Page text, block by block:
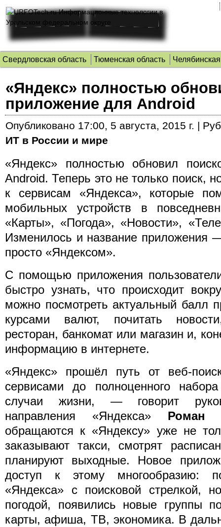
Свердловская область Тюменская область
«Яндекс» полностью
приложение для Android
Опубликовано 17:00, 5 августа, 2015 г. |
ИТ в России и мире
«Яндекс» полностью обновил
Android. Теперь это не только поиск,
к сервисам «Яндекса», которые
мобильных устройств в
«Карты», «Погода», «Новости»,
Изменилось и название приложения
просто «Яндексом».
С помощью приложения
быстро узнать, что происходит
можно посмотреть актуальный балл
курсами валют, почитать
ресторан, банкомат или магазин и,
информацию в интернете.
«Яндекс» прошёл путь от веб-
сервисами до полноценного
случаи жизни, — говорит
направления «Яндекса» Роман
обращаются к «Яндексу» уже не
заказывают такси, смотрят
планируют выходные. Новое
доступ к этому многообразию:
«Яндекса» с поисковой стрелкой,
погодой, появились новые группы
карты, афиша, ТВ, экономика. В